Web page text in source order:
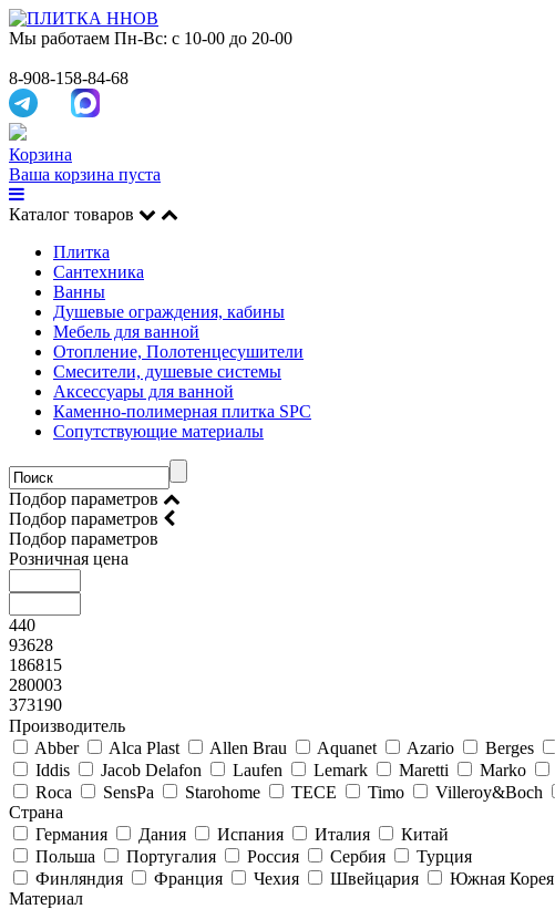
Мы работаем Пн-Вс: с 10-00 до 20-00
8-908-158-84-68
Корзина
Ваша корзина пуста
Каталог товаров
Плитка
Сантехника
Ванны
Душевые ограждения, кабины
Мебель для ванной
Отопление, Полотенцесушители
Смесители, душевые системы
Аксессуары для ванной
Каменно-полимерная плитка SPC
Сопутствующие материалы
Подбор параметров
Подбор параметров
Подбор параметров
Розничная цена
440
93628
186815
280003
373190
Производитель
Abber
Alca Plast Allen Brau Aquanet Azario Berges
Iddis
Jacob Delafon Laufen Lemark Maretti Marko
Roca
SensPa Starohome TECE Timo Villeroy&Boсh
Страна
Германия
Дания Испания Италия
Китай
Польша
Португалия Россия Сербия
Турция
Финляндия
Франция Чехия Швейцария
Южная Корея
Материал